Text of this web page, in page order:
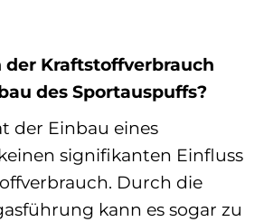
der Kraftstoffverbrauch
des Sportauspuffs?
der Einbau eines
signifikanten Einfluss
Durch die
kann es sogar zu